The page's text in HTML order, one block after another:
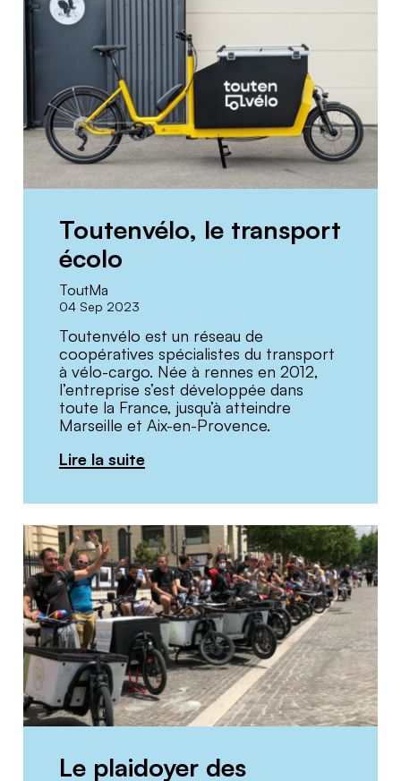
Toutenvélo, le transport
écolo
ToutMa
04 Sep 2023
Toutenvélo est un réseau de
coopératives spécialistes du transport
à vélo-cargo. Née à rennes en 2012,
l’entreprise s’est développée dans
toute la France, jusqu’à atteindre
Marseille et Aix-en-Provence.
Lire la suite
Le plaidoyer des